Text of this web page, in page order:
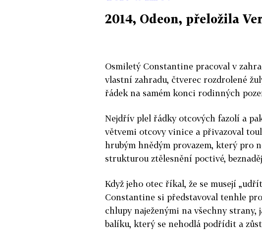
2014, Odeon, přeložila
Osmiletý Constantine pracoval v
vlastní zahradu, čtverec rozdrolené
řádek na samém konci rodinných
Nejdřív plel řádky otcových fazolí a
větvemi otcovy vinice a přivazoval
hrubým hnědým provazem, který pro
strukturou ztělesnění poctivé,
Když jeho otec říkal, že se musejí
Constantine si představoval tenhle
chlupy naježenými na všechny strany,
balíku, který se nehodlá podřídit a